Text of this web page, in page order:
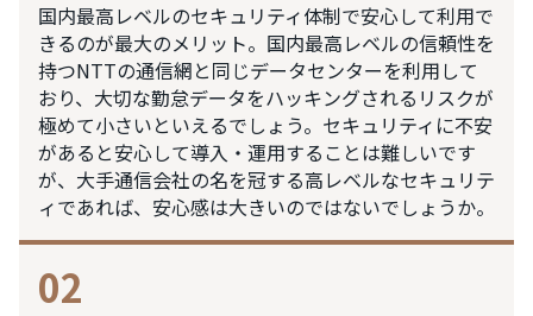
国内最高レベルのセキュリティ体制で安心して利用で
きるのが最大のメリット。国内最高レベルの信頼性を
持つNTTの通信網と同じデータセンターを利用して
おり、大切な勤怠データをハッキングされるリスクが
極めて小さいといえるでしょう。セキュリティに不安
があると安心して導入・運用することは難しいです
が、大手通信会社の名を冠する高レベルなセキュリテ
ィであれば、安心感は大きいのではないでしょうか。
02